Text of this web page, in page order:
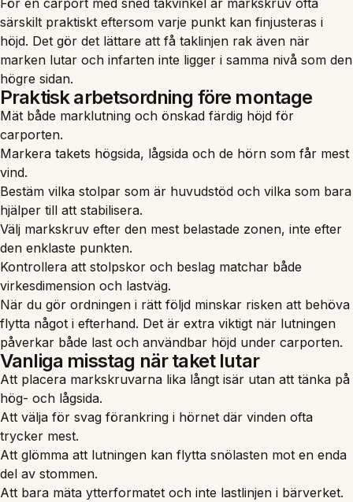
särskilt praktiskt eftersom varje punkt kan finjusteras i
höjd. Det gör det lättare att få taklinjen rak även när
marken lutar och infarten inte ligger i samma nivå som den
högre sidan.
Praktisk arbetsordning före montage
Mät både marklutning och önskad färdig höjd för
carporten.
Markera takets högsida, lågsida och de hörn som får mest
vind.
Bestäm vilka stolpar som är huvudstöd och vilka som bara
hjälper till att stabilisera.
Välj markskruv efter den mest belastade zonen, inte efter
den enklaste punkten.
Kontrollera att stolpskor och beslag matchar både
virkesdimension och lastväg.
När du gör ordningen i rätt följd minskar risken att behöva
flytta något i efterhand. Det är extra viktigt när lutningen
påverkar både last och användbar höjd under carporten.
Vanliga misstag när taket lutar
Att placera markskruvarna lika långt isär utan att tänka på
hög- och lågsida.
Att välja för svag förankring i hörnet där vinden ofta
trycker mest.
Att glömma att lutningen kan flytta snölasten mot en enda
del av stommen.
Att bara mäta ytterformatet och inte lastlinjen i bärverket.